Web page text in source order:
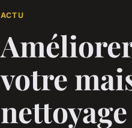
ACTU
votre